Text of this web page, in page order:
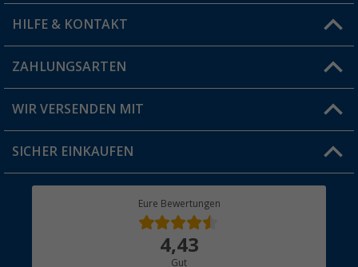
Vorteilskarte
Blog
Jobs & Karriere
HILFE & KONTAKT
FAQ & Kontakt
Versandinformationen
Rücksendung
ZAHLUNGSARTEN
WIR VERSENDEN MIT
SICHER EINKAUFEN
Eure Bewertungen
4,43
Gut